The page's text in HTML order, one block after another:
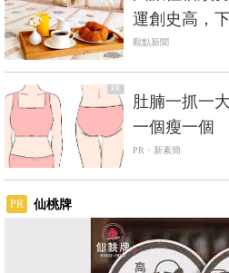
運創史高，
觀點新聞
PR
肚腩一抓一
一個瘦一個
PR・新素簡
PR 仙桃牌